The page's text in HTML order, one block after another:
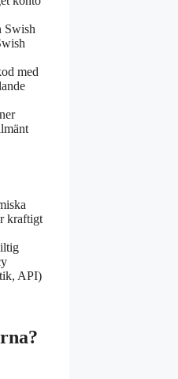
Swish
med
kraftigt
API)